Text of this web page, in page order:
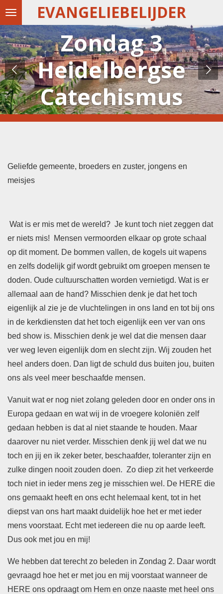
Ga
direct
naar
de
hoofdinhoud
EVANGELIEBELIJDER
Zondag 3
Heidelbergse
Catechismus
Geliefde gemeente, broeders en zuster, jongens en
meisjes
Wat is er mis met de wereld? Je kunt toch niet zeggen dat
er niets mis! Mensen vermoorden elkaar op grote schaal
op dit moment. De bommen vallen, de kogels uit wapens
en zelfs dodelijk gif wordt gebruikt om groepen mensen te
doden. Oude cultuurschatten worden vernietigd. Wat is er
allemaal aan de hand? Misschien denk je dat het toch
eigenlijk al zie je de vluchtelingen in ons land en tot bij ons
in de kerkdiensten dat het toch eigenlijk een ver van ons
bed show is. Misschien denk je wel dat die mensen daar
ver weg leven eigenlijk dom en slecht zijn. Wij zouden het
heel anders doen. Dan ligt de schuld dus buiten jou, buiten
ons als veel meer beschaafde mensen.
Vanuit wat er nog niet zolang geleden door en onder ons in
Europa gedaan en wat wij in de vroegere koloniën zelf
gedaan hebben is dat al niet staande te houden. Maar
daarover nu niet verder. Misschien denk jij wel dat we nu
toch en jij en ik zeker beter, beschaafder, toleranter zijn en
zulke dingen nooit zouden doen. Zo diep zit het verkeerde
toch niet in ieder mens zeg je misschien wel. De HERE die
ons gemaakt heeft en ons echt helemaal kent, tot in het
diepst van ons hart maakt duidelijk hoe het er met ieder
mens voorstaat. Echt met iedereen die nu op aarde leeft.
Dus ook met jou en mij!
We hebben dat terecht zo beleden in Zondag 2. Daar wordt
gevraagd hoe het er met jou en mij voorstaat wanneer de
HERE ons opdraagt om Hem en onze naaste met heel ons